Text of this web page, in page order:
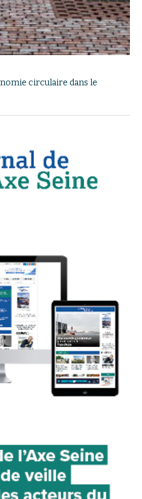
circulaire dans le